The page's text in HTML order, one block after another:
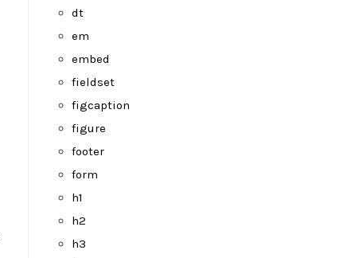
dt
em
embed
fieldset
figcaption
figure
footer
form
h1
h2
h3